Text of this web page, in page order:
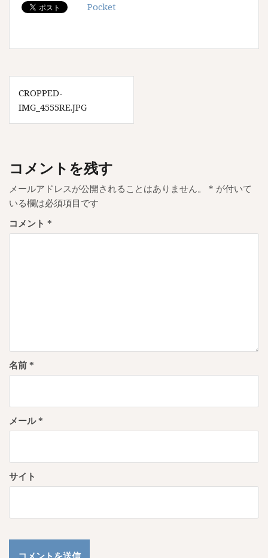
Pocket
投
稿
ナ
ゲ
ー
シ
ョ
CROPPED-
IMG_4555RE.JPG
コメントを残す
メールアドレスが公開されることはありません。 * が付いて
いる欄は必須項目です
コメント *
名前 *
メール*
サイト